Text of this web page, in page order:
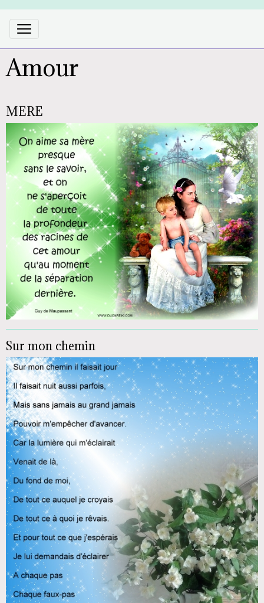
Amour
MERE
Sur mon chemin